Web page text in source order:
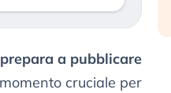
a pubblicare
cruciale per